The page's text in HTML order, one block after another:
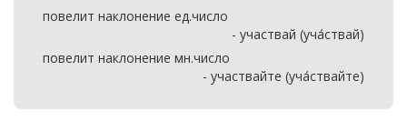
повелит наклонение ед.число
- участвай (уча́ствай)
повелит наклонение мн.число
- участвайте (уча́ствайте)